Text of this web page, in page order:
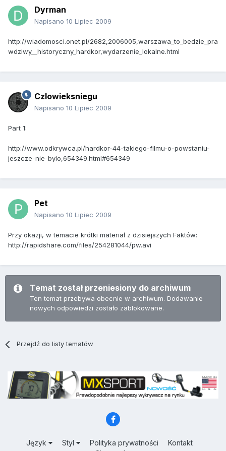
Dyrman
Napisano 10 Lipiec 2009
http://wiadomosci.onet.pl/2682,2006005,warszawa_to_bedzie_pra
wdziwy__historyczny_hardkor,wydarzenie_lokalne.html
Czlowieksniegu
Napisano 10 Lipiec 2009
Part 1:
http://www.odkrywca.pl/hardkor-44-takiego-filmu-o-powstaniu-
jeszcze-nie-bylo,654349.html#654349
Pet
Napisano 10 Lipiec 2009
Przy okazji, w temacie krótki materiał z dzisiejszych Faktów:
http://rapidshare.com/files/254281044/pw.avi
Temat został przeniesiony do archiwum
Ten temat przebywa obecnie w archiwum. Dodawanie
nowych odpowiedzi zostało zablokowane.
Przejdź do listy tematów
Język Styl Polityka prywatności
Kontakt